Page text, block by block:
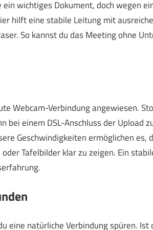
wichtiges Dokument, doch wegen
hilft eine stabile Leitung mit
So kannst du das Meeting ohne
Webcam-Verbindung angewiesen.
bei einem DSL-Anschluss der Upload
Geschwindigkeiten ermöglichen es,
Tafelbilder klar zu zeigen. Ein
eine natürliche Verbindung spüren. Ist